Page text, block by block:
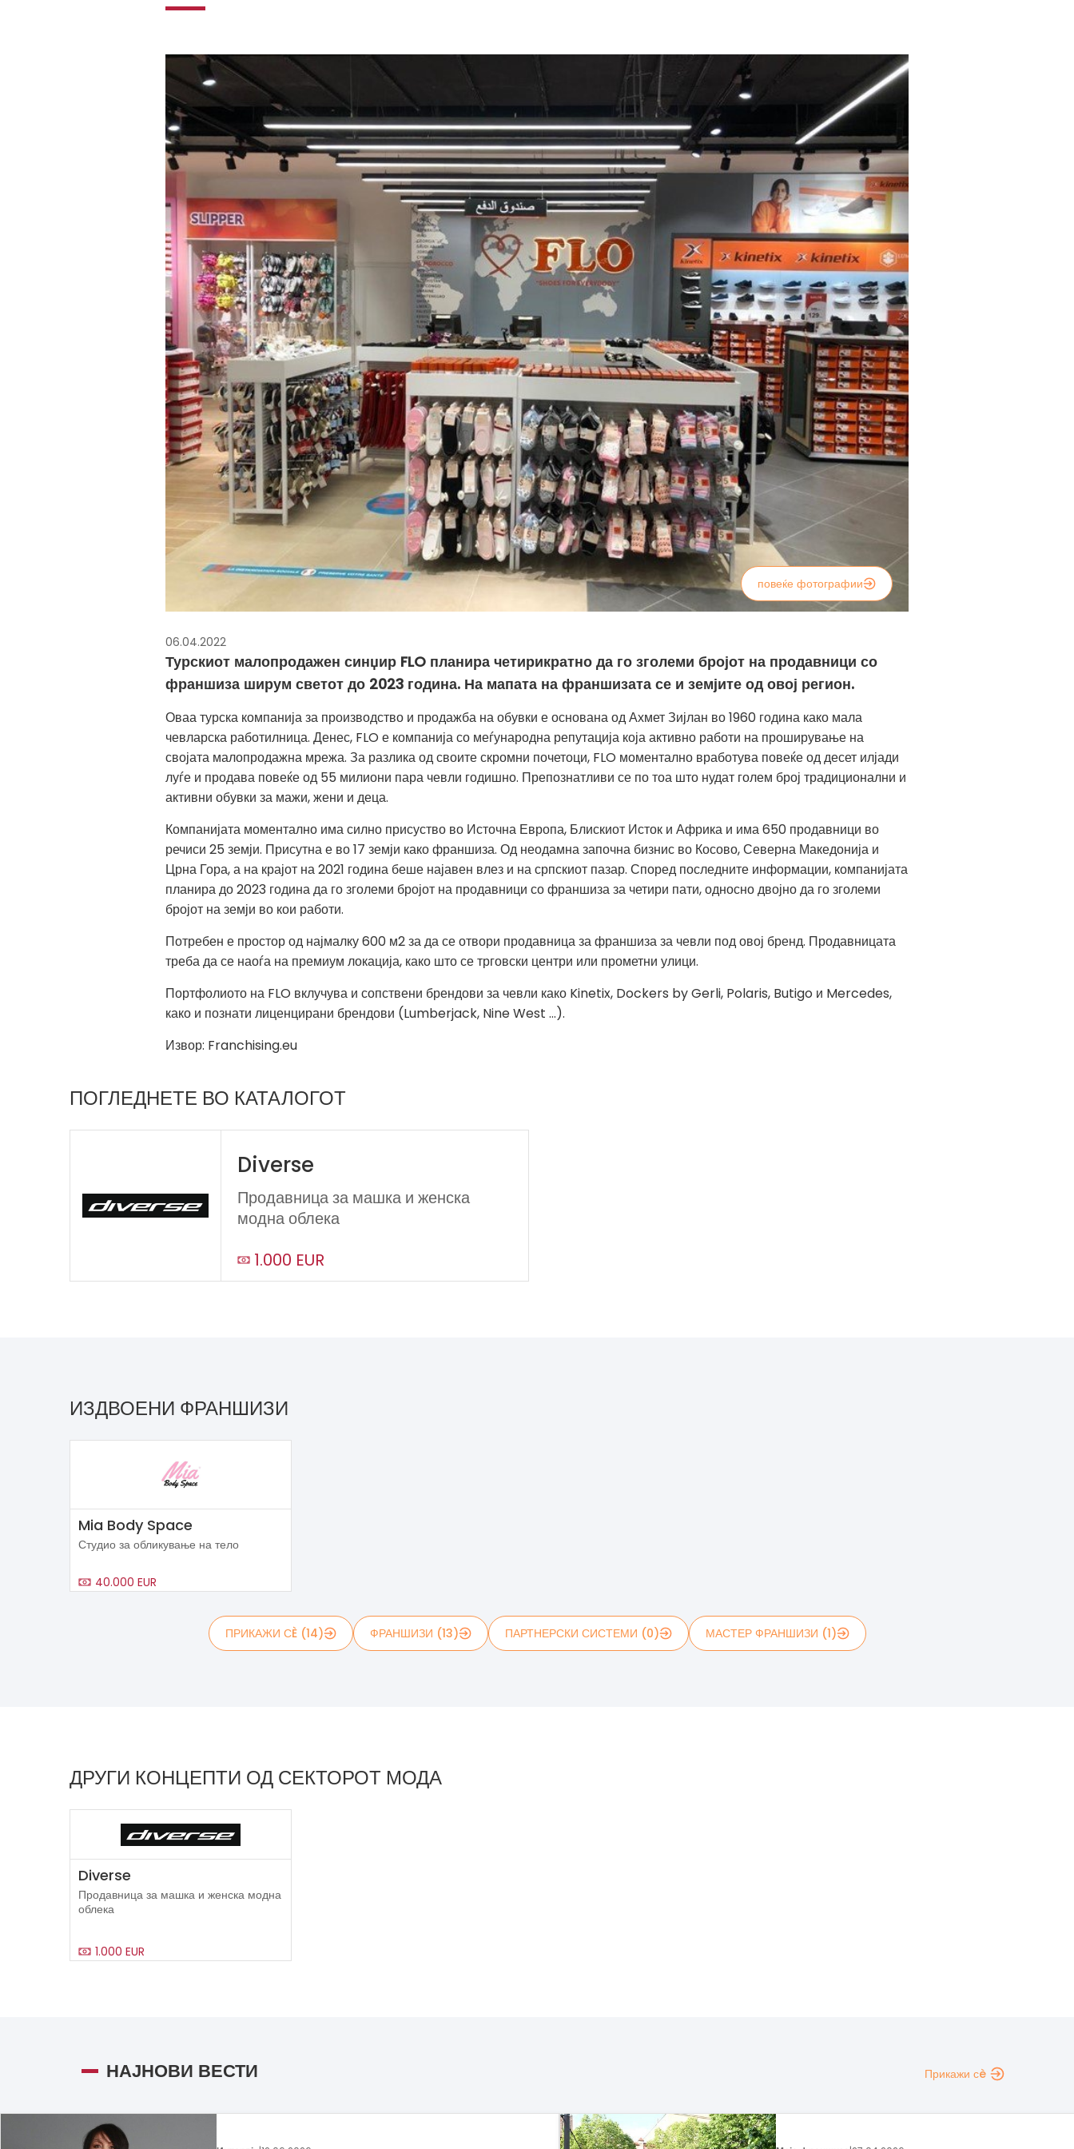
повеќе фотографии
06.04.2022
Турскиот малопродажен синџир FLO планира четирикратно да го зголеми бројот на продавници со
франшиза ширум светот до 2023 година. На мапата на франшизата се и земјите од овој регион.
Оваа турска компанија за производство и продажба на обувки е основана од Ахмет Зијлан во 1960 година како мала
чевларска работилница. Денес, FLO е компанија со меѓународна репутација која активно работи на проширување на
својата малопродажна мрежа. За разлика од своите скромни почетоци, FLO моментално вработува повеќе од десет илјади
луѓе и продава повеќе од 55 милиони пара чевли годишно. Препознатливи се по тоа што нудат голем број традиционални и
активни обувки за мажи, жени и деца.
Компанијата моментално има силно присуство во Источна Европа, Блискиот Исток и Африка и има 650 продавници во
речиси 25 земји. Присутна е во 17 земји како франшиза. Од неодамна започна бизнис во Косово, Северна Македонија и
Црна Гора, а на крајот на 2021 година беше најавен влез и на српскиот пазар. Според последните информации, компанијата
планира до 2023 година да го зголеми бројот на продавници со франшиза за четири пати, односно двојно да го зголеми
бројот на земји во кои работи.
Потребен е простор од најмалку 600 м2 за да се отвори продавница за франшиза за чевли под овој бренд. Продавницата
треба да се наоѓа на премиум локација, како што се трговски центри или прометни улици.
Портфолиото на FLO вклучува и сопствени брендови за чевли како Kinetix, Dockers by Gerli, Polaris, Butigo и Mercedes,
како и познати лиценцирани брендови (Lumberjack, Nine West ...).
Извор: Franchising.eu
ПОГЛЕДНЕТЕ ВО КАТАЛОГОТ
Diverse
Продавница за машка и женска
модна облека
1.000 EUR
ИЗДВОЕНИ ФРАНШИЗИ
Mia Body Space
Студио за обликување на тело
40.000 EUR
ПРИКАЖИ СÈ (14) ФРАНШИЗИ (13) ПАРТНЕРСКИ СИСТЕМИ (0) МАСТЕР ФРАНШИЗИ (1)
ДРУГИ КОНЦЕПТИ ОД СЕКТОРОТ МОДА
Diverse
Продавница за машка и женска модна
облека
1.000 EUR
НАЈНОВИ ВЕСТИ Прикажи сè